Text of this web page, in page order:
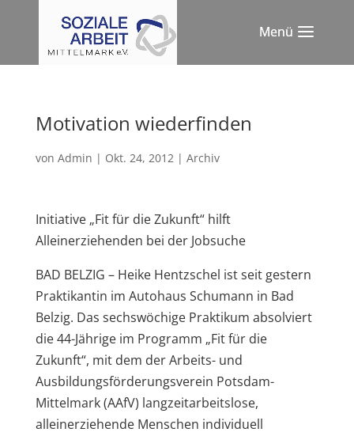
Motivation wiederfinden
von Admin | Okt. 24, 2012| Archiv
Initiative „Fit für die Zukunft“ hilft
Alleinerziehenden bei der Jobsuche
BAD BELZIG – Heike Hentzschel ist seit gestern
Praktikantin im Autohaus Schumann in Bad
Belzig. Das sechswöchige Praktikum absolviert
die 44-Jährige im Programm „Fit für die
Zukunft“, mit dem der Arbeits- und
Ausbildungsförderungsverein Potsdam-
Mittelmark (AAfV) langzeitarbeitslose,
alleinerziehende Menschen individuell